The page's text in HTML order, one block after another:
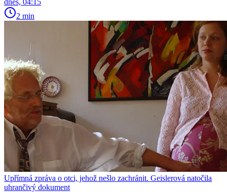
2 min
Upřímná zpráva o otci, jehož nešlo zachránit. Geislerová natočila
uhrančivý dokument